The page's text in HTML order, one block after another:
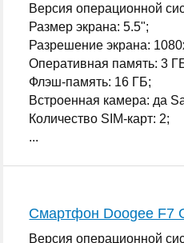
Версия операционной
Размер экрана: 5.5";
Разрешение экрана:
Оперативная память: 3
Флэш-память: 16 ГБ;
Встроенная камера: да
Количество SIM-карт: 2;
...
Смартфон Doogee F7
Версия операционной